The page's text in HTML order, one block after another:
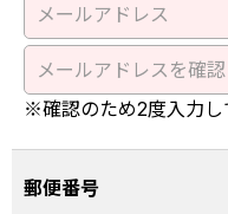
※確認のため2度入力し
郵便番号